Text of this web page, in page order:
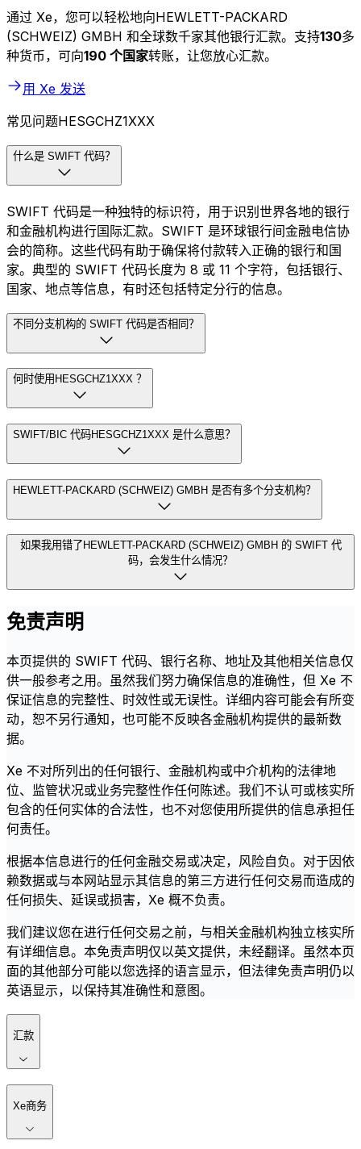
通过 Xe，您可以轻松地向HEWLETT-PACKARD
(SCHWEIZ) GMBH 和全球数千家其他银行汇款。支持130多
种货币，可向190 个国家转账，让您放心汇款。
用 Xe 发送
常见问题HESGCHZ1XXX
什么是 SWIFT 代码？
SWIFT 代码是一种独特的标识符，用于识别世界各地的银行
和金融机构进行国际汇款。SWIFT 是环球银行间金融电信协
会的简称。这些代码有助于确保将付款转入正确的银行和国
家。典型的 SWIFT 代码长度为 8 或 11 个字符，包括银行、
国家、地点等信息，有时还包括特定分行的信息。
不同分支机构的 SWIFT 代码是否相同？
何时使用HESGCHZ1XXX ？
SWIFT/BIC 代码HESGCHZ1XXX 是什么意思？
HEWLETT-PACKARD (SCHWEIZ) GMBH 是否有多个分支机构？
如果我用错了HEWLETT-PACKARD (SCHWEIZ) GMBH 的 SWIFT 代
码，会发生什么情况？
免责声明
本页提供的 SWIFT 代码、银行名称、地址及其他相关信息仅
供一般参考之用。虽然我们努力确保信息的准确性，但 Xe 不
保证信息的完整性、时效性或无误性。详细内容可能会有所变
动，恕不另行通知，也可能不反映各金融机构提供的最新数
据。
Xe 不对所列出的任何银行、金融机构或中介机构的法律地
位、监管状况或业务完整性作任何陈述。我们不认可或核实所
包含的任何实体的合法性，也不对您使用所提供的信息承担任
何责任。
根据本信息进行的任何金融交易或决定，风险自负。对于因依
赖数据或与本网站显示其信息的第三方进行任何交易而造成的
任何损失、延误或损害，Xe 概不负责。
我们建议您在进行任何交易之前，与相关金融机构独立核实所
有详细信息。本免责声明仅以英文提供，未经翻译。虽然本页
面的其他部分可能以您选择的语言显示，但法律免责声明仍以
英语显示，以保持其准确性和意图。
汇款
Xe商务